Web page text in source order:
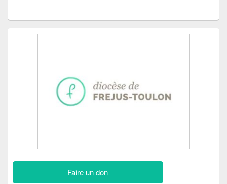
Faire un don